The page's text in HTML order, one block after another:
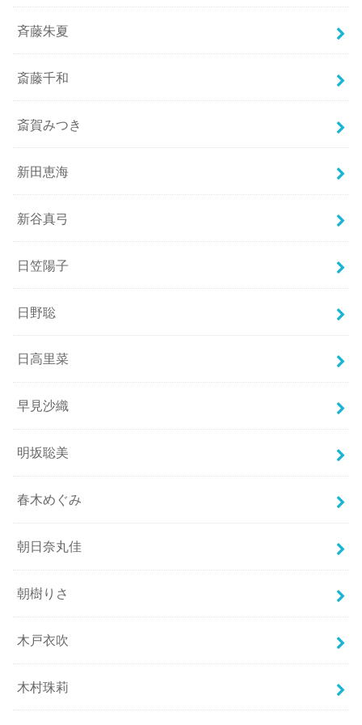
斉藤朱夏
斎藤千和
斎賀みつき
新田恵海
新谷真弓
日笠陽子
日野聡
日高里菜
早見沙織
明坂聡美
春木めぐみ
朝日奈丸佳
朝樹りさ
木戸衣吹
木村珠莉